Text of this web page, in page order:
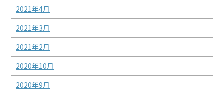
2021年4月
2021年3月
2021年2月
2020年10月
2020年9月